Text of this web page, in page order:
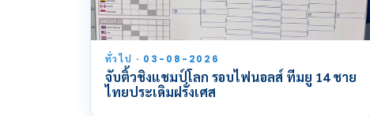
ทั่วไป · 03-08-2026
จับติ้วชิงแชมป์โลก รอบไฟนอลส์ ทีมยู 14 ชาย
ไทยประเดิมฝรั่งเศส